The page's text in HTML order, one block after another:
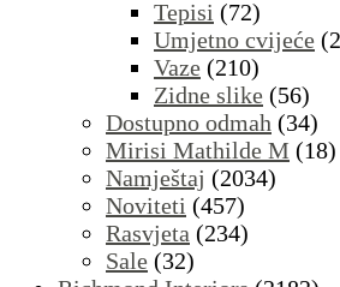
Tepisi (72)
Umjetno cvijeće
Vaze (210)
Zidne slike (56)
Dostupno odmah (34)
Mirisi Mathilde M (18)
Namještaj (2034)
Noviteti (457)
Rasvjeta (234)
Sale (32)